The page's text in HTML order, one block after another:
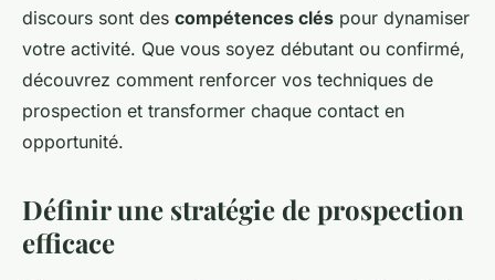
discours sont des compétences clés pour dynamiser
votre activité. Que vous soyez débutant ou confirmé,
découvrez comment renforcer vos techniques de
prospection et transformer chaque contact en
opportunité.
Définir une stratégie de prospection
efficace